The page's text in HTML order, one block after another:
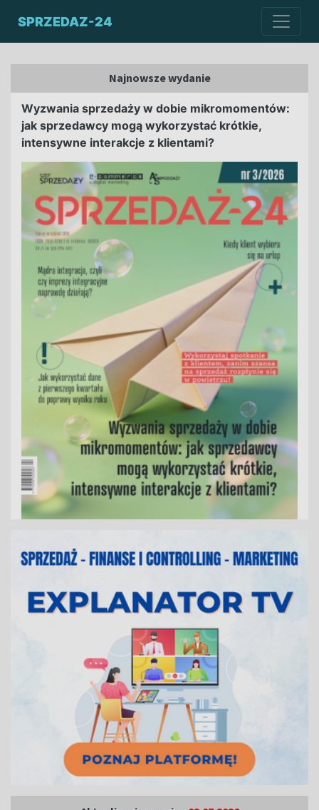
SPRZEDAZ-24
Najnowsze wydanie
Wyzwania sprzedaży w dobie mikromomentów:
jak sprzedawcy mogą wykorzystać krótkie,
intensywne interakcje z klientami?